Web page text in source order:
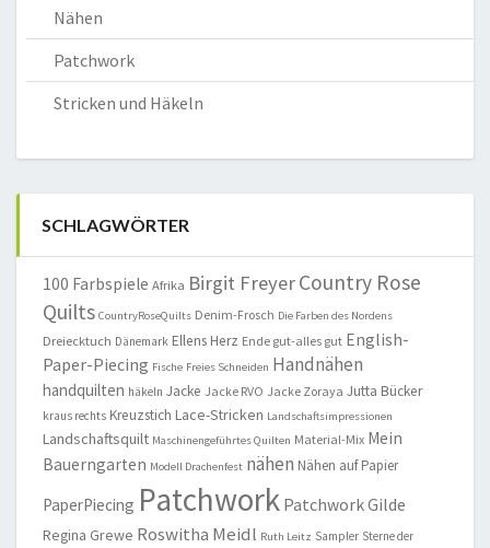
Nähen
Patchwork
Stricken und Häkeln
SCHLAGWÖRTER
100 Farbspiele Afrika Birgit FreyerCountry Rose
Quilts CountryRoseQuilts Denim-Frosch Die Farben des Nordens
Dreiecktuch Dänemark Ellens Herz Ende gut-alles gut English-
Paper-Piecing Fische Freies Schneiden Handnähen
handquilten häkeln Jacke Jacke RVO Jacke Zoraya Jutta Bücker
kraus rechts Kreuzstich Lace-Stricken Landschaftsimpressionen
Landschaftsquilt Maschinengeführtes Quilten Material-Mix Mein
Bauerngarten Modell Drachenfest nähen Nähen auf Papier
PaperPiecing Patchwork Patchwork Gilde
Regina Grewe Roswitha Meidl Ruth Leitz Sampler Sterne der